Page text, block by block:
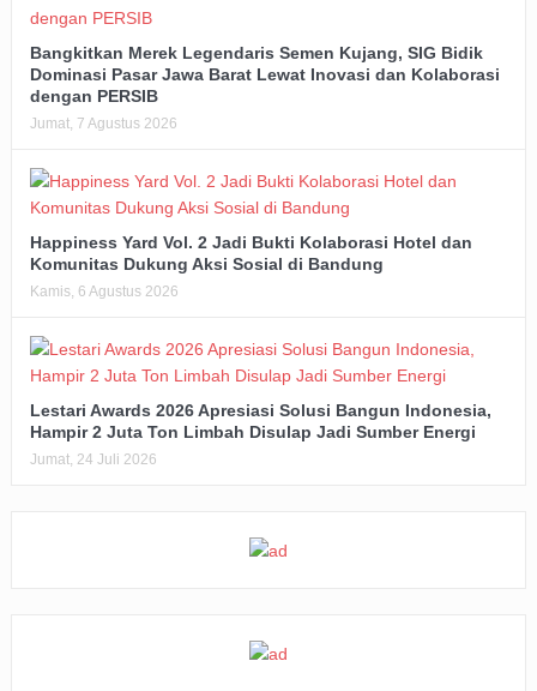
Bangkitkan Merek Legendaris Semen Kujang, SIG Bidik
Dominasi Pasar Jawa Barat Lewat Inovasi dan Kolaborasi
dengan PERSIB
Jumat, 7 Agustus 2026
Happiness Yard Vol. 2 Jadi Bukti Kolaborasi Hotel dan
Komunitas Dukung Aksi Sosial di Bandung
Kamis, 6 Agustus 2026
Lestari Awards 2026 Apresiasi Solusi Bangun Indonesia,
Hampir 2 Juta Ton Limbah Disulap Jadi Sumber Energi
Jumat, 24 Juli 2026